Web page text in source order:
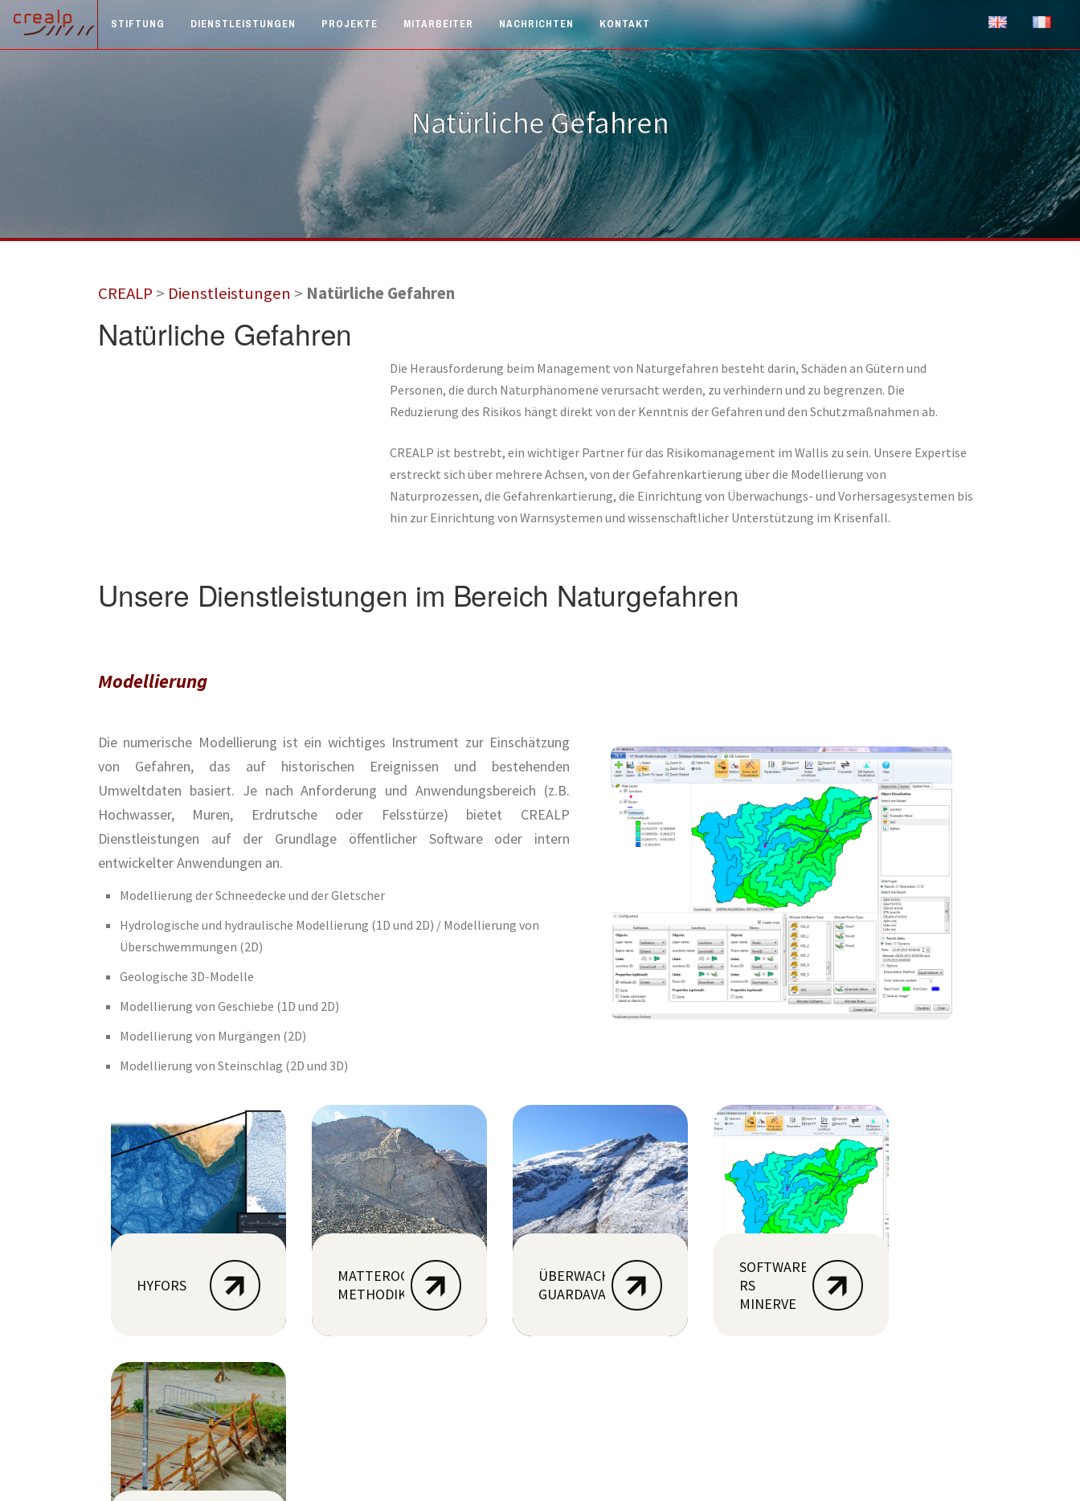
STIFTUNG DIENSTLEISTUNGEN PROJEKTE MITARBEITER NACHRICHTEN KONTAKT
Natürliche Gefahren
CREALP > Dienstleistungen > Natürliche Gefahren
Natürliche Gefahren
Die Herausforderung beim Management von Naturgefahren besteht darin, Schäden an Gütern und
Personen, die durch Naturphänomene verursacht werden, zu verhindern und zu begrenzen. Die
Reduzierung des Risikos hängt direkt von der Kenntnis der Gefahren und den Schutzmaßnahmen ab.
CREALP ist bestrebt, ein wichtiger Partner für das Risikomanagement im Wallis zu sein. Unsere Expertise
erstreckt sich über mehrere Achsen, von der Gefahrenkartierung über die Modellierung von
Naturprozessen, die Gefahrenkartierung, die Einrichtung von Überwachungs- und Vorhersagesystemen bis
hin zur Einrichtung von Warnsystemen und wissenschaftlicher Unterstützung im Krisenfall.
Unsere Dienstleistungen im Bereich Naturgefahren
Modellierung
Die numerische Modellierung ist ein wichtiges Instrument zur Einschätzung
von Gefahren, das auf historischen Ereignissen und bestehenden
Umweltdaten basiert. Je nach Anforderung und Anwendungsbereich (z.B.
Hochwasser, Muren, Erdrutsche oder Felsstürze) bietet CREALP
Dienstleistungen auf der Grundlage öffentlicher Software oder intern
entwickelter Anwendungen an.
Modellierung der Schneedecke und der Gletscher
Hydrologische und hydraulische Modellierung (1D und 2D) / Modellierung von
Überschwemmungen (2D)
Geologische 3D-Modelle
Modellierung von Geschiebe (1D und 2D)
Modellierung von Murgängen (2D)
Modellierung von Steinschlag (2D und 3D)
HYFORS
MATTEROCK-
METHODIK
ÜBERWACHUNGSSYSTEM
GUARDAVAL
SOFTWARE
RS
MINERVE